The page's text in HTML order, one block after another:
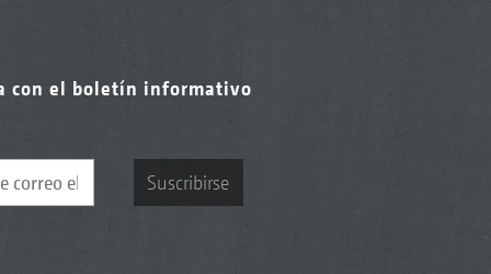
con el boletín informativo
Suscribirse